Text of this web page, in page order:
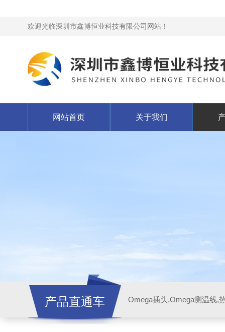
欢迎光临深圳市鑫博恒业科技有限公司网站！
网站首页 关于我们
产品直通车